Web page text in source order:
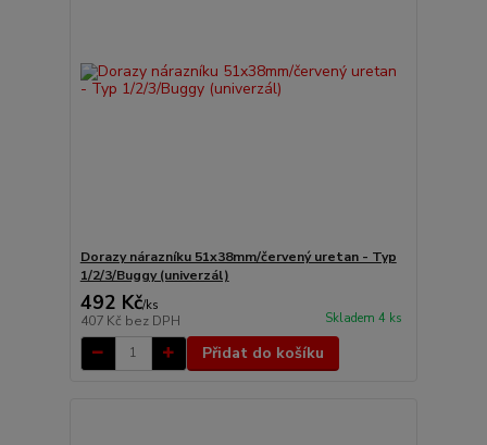
Dorazy nárazníku 51x38mm/červený uretan - Typ
1/2/3/Buggy (univerzál)
492 Kč/ks
407 Kč bez DPH Skladem 4 ks
Přidat do košíku